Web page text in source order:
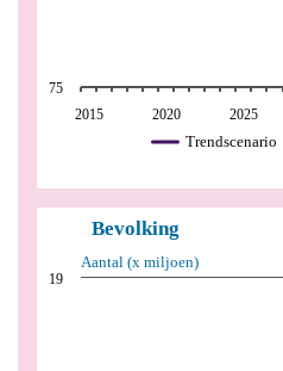
Trendscenario
2015 2020 2025
75
Aantal (x miljoen)
Bevolking
19